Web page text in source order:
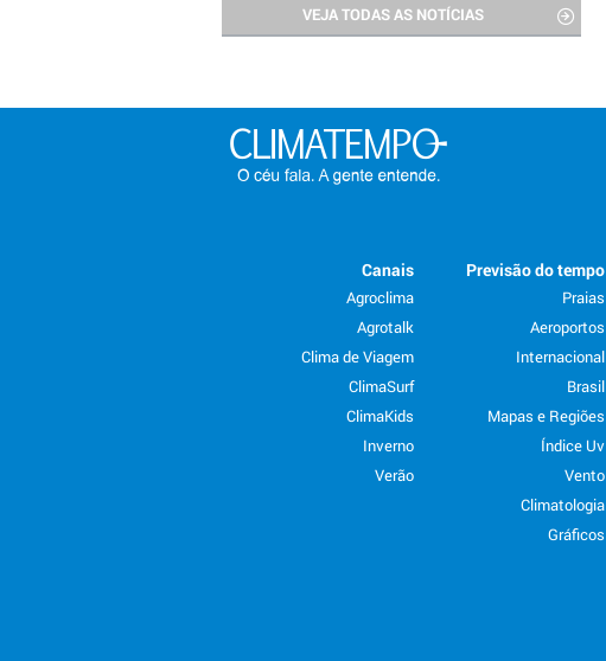
VEJA TODAS AS NOTÍCIAS
Previsão do tempo
Praias
Aeroportos
Internacional
Brasil
Mapas e Regiões
Índice Uv
Vento
Climatologia
Gráficos
Canais
Agroclima
Agrotalk
Clima de Viagem
ClimaSurf
ClimaKids
Inverno
Verão